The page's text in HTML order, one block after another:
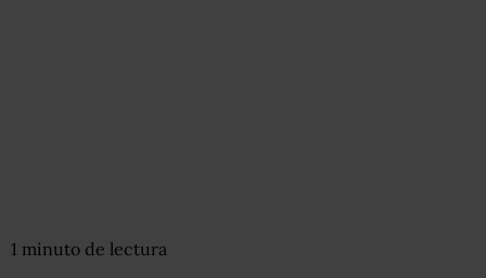
1 minuto de lectura